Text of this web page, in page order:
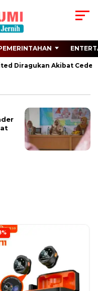
Diragukan Akibat Cedera